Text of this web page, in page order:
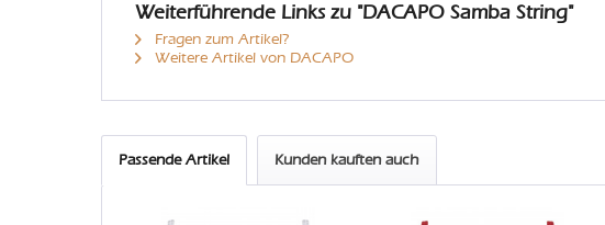
Weiterführende Links zu "DACAPO Samba String"
Fragen zum Artikel?
Weitere Artikel von DACAPO
Passende Artikel Kunden kauften auch